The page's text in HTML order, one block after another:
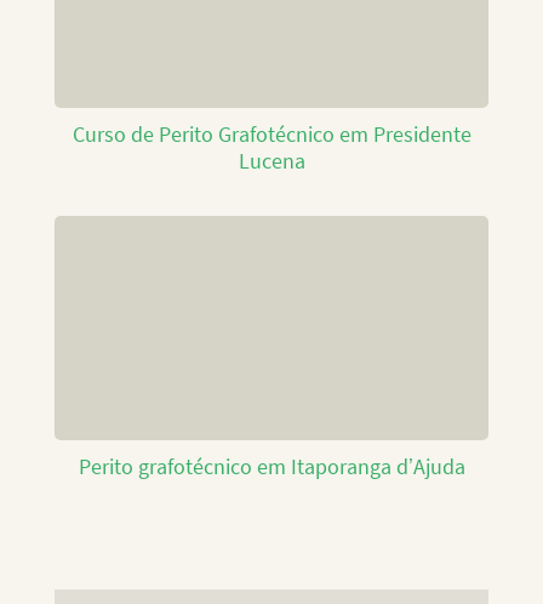
Curso de Perito Grafotécnico em Presidente
Lucena
Perito grafotécnico em Itaporanga d’Ajuda